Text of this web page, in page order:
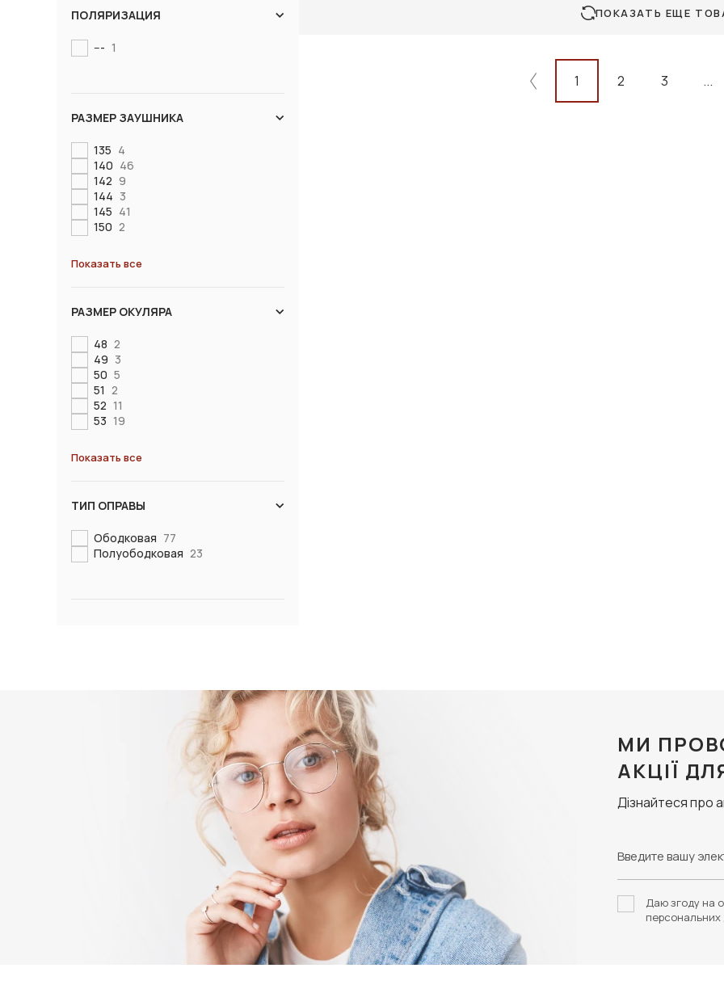
ПОЛЯРИЗАЦИЯ
--- 1
РАЗМЕР ЗАУШНИКА
135 4
140 46
142 9
144 3
145 41
150 2
Показать все
РАЗМЕР ОКУЛЯРА
48 2
49 3
50 5
51 2
52 11
53 19
Показать все
ТИП ОПРАВЫ
Ободковая 77
Полуободковая 23
ПОКАЗАТЬ ЕЩЕ
1 2 3 ...
МИ
АКЦІЇ
Дізнайтеся про
Даю згоду на